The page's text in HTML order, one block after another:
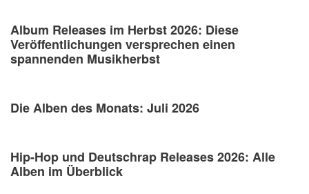
Album Releases im Herbst 2026: Diese
Veröffentlichungen versprechen einen
spannenden Musikherbst
Die Alben des Monats: Juli 2026
Hip-Hop und Deutschrap Releases 2026: Alle
Alben im Überblick